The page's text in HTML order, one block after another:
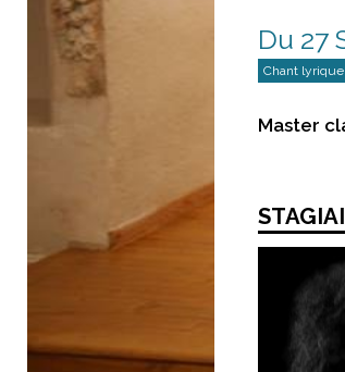
Du 27
Chant lyrique
Master